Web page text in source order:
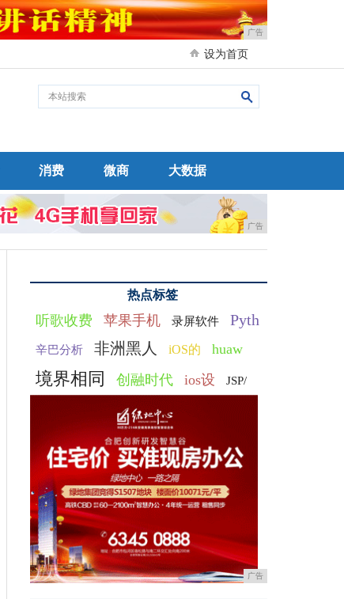
广告
设为首页
消费 微商 大数据
广告
热点标签
听歌收费 苹果手机 录屏软件 Pyth
辛巴分析 非洲黑人 iOS的 huaw
境界相同 创融时代 ios设 JSP/
广告